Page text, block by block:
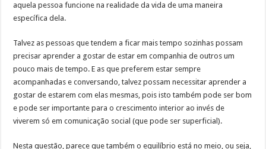
aquela pessoa funcione na realidade da vida de uma maneira
específica dela.
Talvez as pessoas que tendem a ficar mais tempo sozinhas possam
precisar aprender a gostar de estar em companhia de outros um
pouco mais de tempo. E as que preferem estar sempre
acompanhadas e conversando, talvez possam necessitar aprender a
gostar de estarem com elas mesmas, pois isto também pode ser bom
e pode ser importante para o crescimento interior ao invés de
viverem só em comunicação social (que pode ser superficial).
Nesta questão, parece que também o equilíbrio está no meio, ou seja,